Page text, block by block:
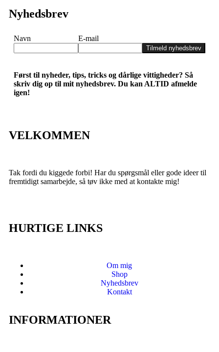
Nyhedsbrev
Navn E-mail
Tilmeld nyhedsbrev
Først til nyheder, tips, tricks og dårlige vittigheder? Så
skriv dig op til mit nyhedsbrev. Du kan ALTID afmelde
igen!
VELKOMMEN
Tak fordi du kiggede forbi! Har du spørgsmål eller gode ideer til
fremtidigt samarbejde, så tøv ikke med at kontakte mig!
HURTIGE LINKS
Om mig
Shop
Nyhedsbrev
Kontakt
INFORMATIONER